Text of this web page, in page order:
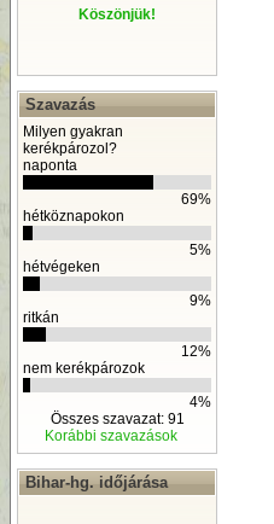
Köszönjük!
Szavazás
Milyen gyakran
kerékpározol?
naponta
69%
hétköznapokon
5%
hétvégeken
9%
ritkán
12%
nem kerékpározok
4%
Összes szavazat: 91
Korábbi szavazások
Bihar-hg. időjárása